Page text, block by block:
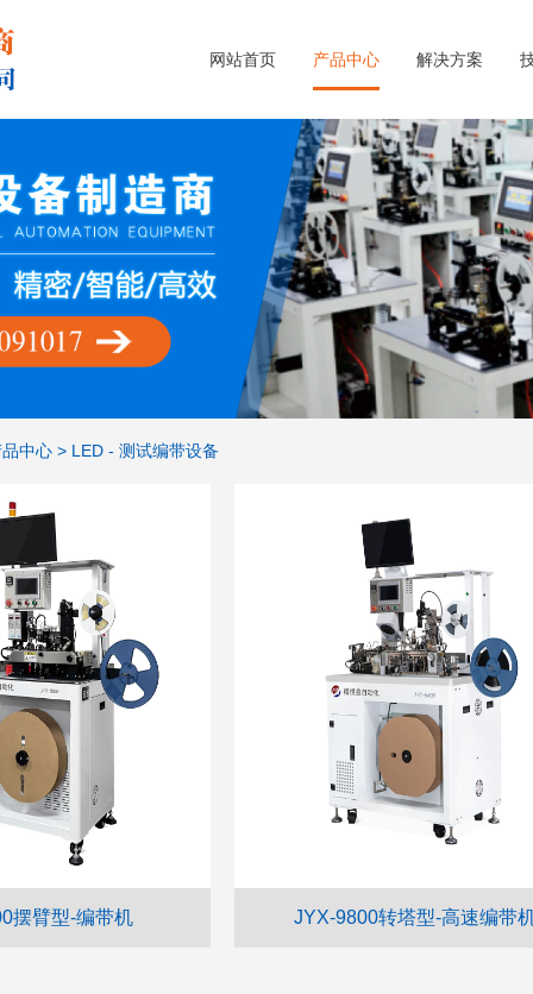
网站首页 产品中心 解决方案
品中心 > LED - 测试编带设备
摆臂型-编带机 JYX-9800转塔型-高速编带